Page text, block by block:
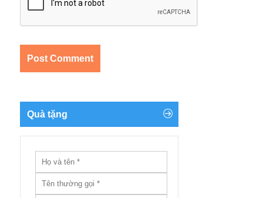
Quà tặng